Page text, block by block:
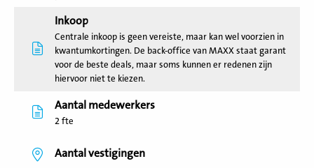
Inkoop
Centrale inkoop is geen vereiste, maar kan wel voorzien in
kwantumkortingen. De back-office van MAXX staat garant
voor de beste deals, maar soms kunnen er redenen zijn
hiervoor niet te kiezen.
Aantal medewerkers
2 fte
Aantal vestigingen